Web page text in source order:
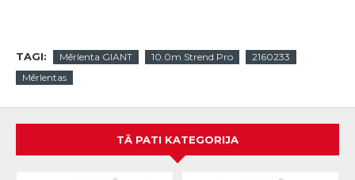
TAGI: Mērlenta GIANT 10.0m Strend Pro
2160233
Mērlentas
TĀ PATI KATEGORIJA